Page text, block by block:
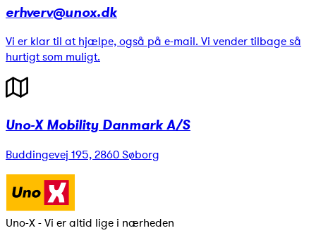
erhverv@unox.dk
Vi er klar til at hjælpe, også på e-mail. Vi vender tilbage så
hurtigt som muligt.
Uno-X Mobility Danmark A/S
Buddingevej 195, 2860 Søborg
Uno-X - Vi er altid lige i nærheden